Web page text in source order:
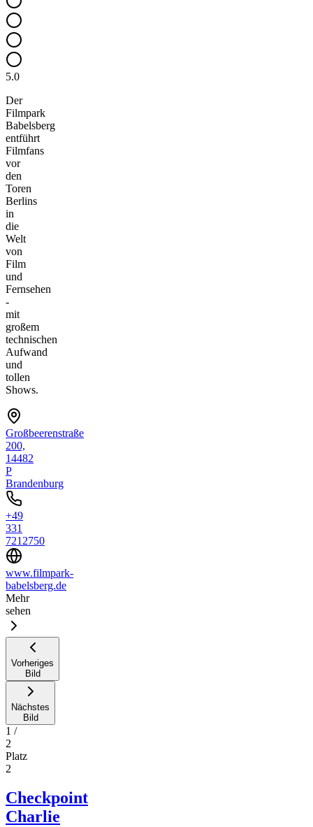
5.0
Der
Filmpark
Babelsberg
entführt
Filmfans
vor
den
Toren
Berlins
in
die
Welt
von
Film
und
Fernsehen
-
mit
großem
technischen
Aufwand
und
tollen
Shows.
Großbeerenstraße
200,
14482
P
Brandenburg
+49
331
7212750
www.filmpark-
babelsberg.de
Mehr
sehen
Vorheriges
Bild
Nächstes
Bild
1 /
2
Platz
2
Checkpoint
Charlie